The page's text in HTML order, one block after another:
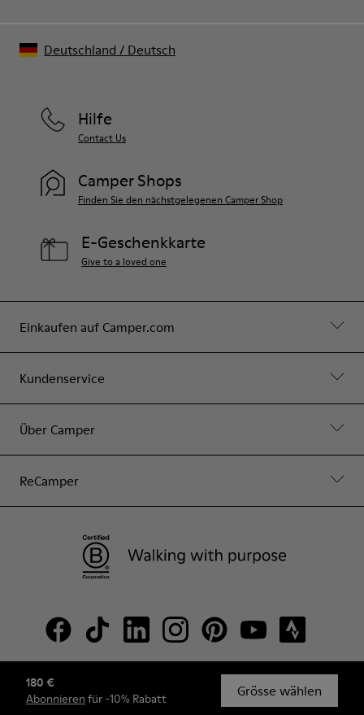
180 €
Abonnieren für -10% Rabatt Grösse wählen
Einkaufen auf Camper.com
Kundenservice
Über Camper
ReCamper
Hilfe
Contact Us
Camper Shops
Finden Sie den nächstgelegenen Camper Shop
E-Geschenkkarte
Give to a loved one
© Camper, 2026
Deutschland / Deutsch